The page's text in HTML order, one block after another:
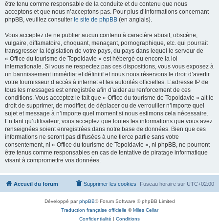
être tenu comme responsable de la conduite et du contenu que nous
acceptons et que nous n’acceptons pas. Pour plus d’informations concernant
phpBB, veuillez consulter le site de phpBB (en anglais).
Vous acceptez de ne publier aucun contenu à caractère abusif, obscène,
vulgaire, diffamatoire, choquant, menaçant, pornographique, etc. qui pourrait
transgresser la législation de votre pays, du pays dans lequel le serveur de
« Office du tourisme de Topoldavie » est hébergé ou encore la loi
internationale. Si vous ne respectez pas ces dispositions, vous vous exposez à
un bannissement immédiat et définitif et nous nous réservons le droit d’avertir
votre fournisseur d’accès à internet et les autorités officielles. L’adresse IP de
tous les messages est enregistrée afin d’aider au renforcement de ces
conditions. Vous acceptez le fait que « Office du tourisme de Topoldavie » ait le
droit de supprimer, de modifier, de déplacer ou de verrouiller n’importe quel
sujet et message à n’importe quel moment si nous estimons cela nécessaire.
En tant qu’utilisateur, vous acceptez que toutes les informations que vous avez
renseignées soient enregistrées dans notre base de données. Bien que ces
informations ne seront pas diffusées à une tierce partie sans votre
consentement, ni « Office du tourisme de Topoldavie », ni phpBB, ne pourront
être tenus comme responsables en cas de tentative de piratage informatique
visant à compromettre vos données.
Accueil du forum Fuseau horaire sur UTC+02:00
Supprimer les cookies
Développé parphpBB® Forum Software © phpBB Limited
Traduction française officielle ©Miles Cellar
Confidentialité | Conditions